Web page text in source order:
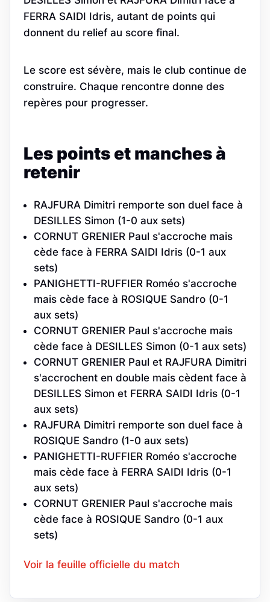
FERRA SAIDI Idris, autant de points qui
donnent du relief au score final.
Le score est sévère, mais le club continue de
construire. Chaque rencontre donne des
repères pour progresser.
Les points et manches à
retenir
RAJFURA Dimitri remporte son duel face à
DESILLES Simon (1-0 aux sets)
CORNUT GRENIER Paul s'accroche mais
cède face à FERRA SAIDI Idris (0-1 aux
sets)
PANIGHETTI-RUFFIER Roméo s'accroche
mais cède face à ROSIQUE Sandro (0-1
aux sets)
CORNUT GRENIER Paul s'accroche mais
cède face à DESILLES Simon (0-1 aux sets)
CORNUT GRENIER Paul et RAJFURA Dimitri
s'accrochent en double mais cèdent face à
DESILLES Simon et FERRA SAIDI Idris (0-1
aux sets)
RAJFURA Dimitri remporte son duel face à
ROSIQUE Sandro (1-0 aux sets)
PANIGHETTI-RUFFIER Roméo s'accroche
mais cède face à FERRA SAIDI Idris (0-1
aux sets)
CORNUT GRENIER Paul s'accroche mais
cède face à ROSIQUE Sandro (0-1 aux
sets)
Voir la feuille officielle du match